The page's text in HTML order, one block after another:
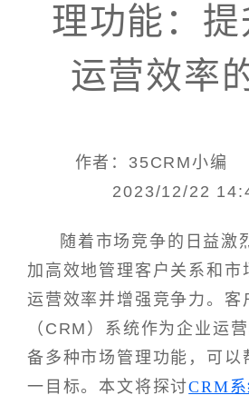
理功能：提
运营效率
作者：35CRM小
2023/12/22
随着市场竞争的日益激
加高效地管理客户关系和市
运营效率并增强竞争力。客
（CRM）系统作为企业运
备多种市场管理功能，可以
一目标。本文将探讨CRM